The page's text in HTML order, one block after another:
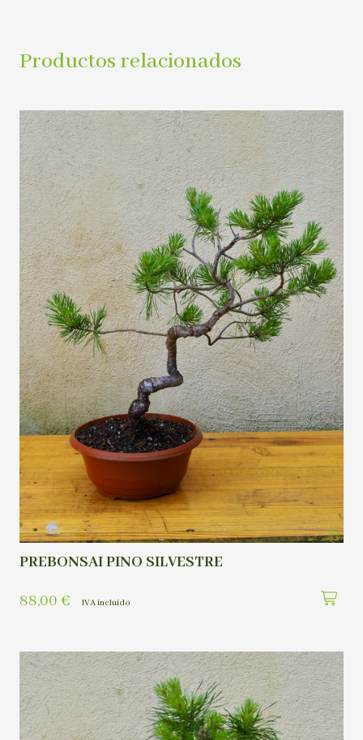
Productos relacionados
PREBONSAI PINO SILVESTRE
88,00 € IVA incluído